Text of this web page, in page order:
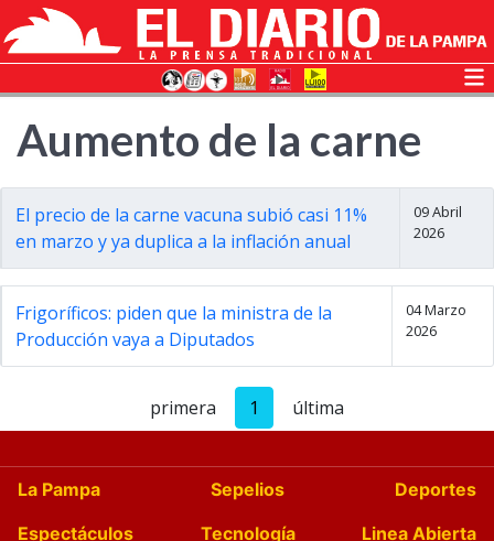
Aumento de la carne
El precio de la carne vacuna subió casi 11%
en marzo y ya duplica a la inflación anual
09 Abril
2026
Frigoríficos: piden que la ministra de la
Producción vaya a Diputados
04 Marzo
2026
primera 1 última
La Pampa Sepelios
Deportes
Espectáculos
Tecnología
Linea Abierta